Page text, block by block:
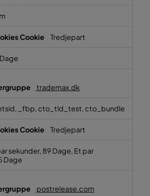
Tredjepart
trademax.dk
_fbp, cto_tld_test, cto_bundle
Tredjepart
sekunder, 89 Dage, Et par
Dage
postrelease.com